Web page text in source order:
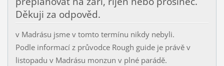
Děkuji za odpověd.
v Madrásu jsme v tomto termínu nikdy nebyli.
Podle informací z průvodce Rough guide je právě v
listopadu v Madrásu monzun v plné parádě.